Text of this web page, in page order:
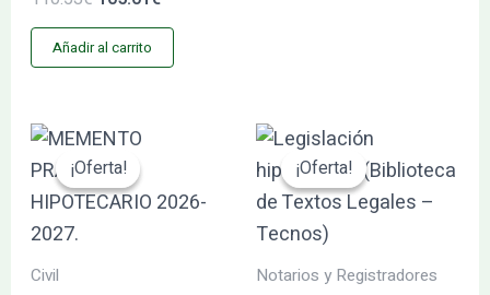
Añadir al carrito
¡Oferta!
¡Oferta!
Civil
El
precio
original
era:
El
actual
es:
¡Oferta!
¡Oferta!
Notarios y Registradores
El
precio
original
era:
35.95€.
El
precio
actual
es: